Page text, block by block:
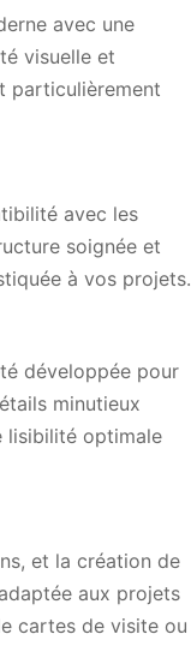
avec une
visuelle et
particulièrement
avec les
soignée et
à vos projets.
développée pour
minutieux
lisibilité optimale
et la création de
aux projets
cartes de visite ou